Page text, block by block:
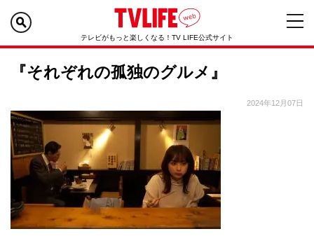
テレビがもっと楽しくなる！TV LIFE公式サイト
『それぞれの孤独のグルメ』
2024年12月07日